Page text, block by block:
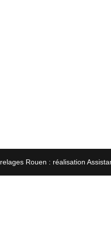
Rouen : réalisation